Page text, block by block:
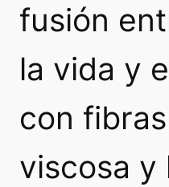
fusión
la vida y
con
viscosa y